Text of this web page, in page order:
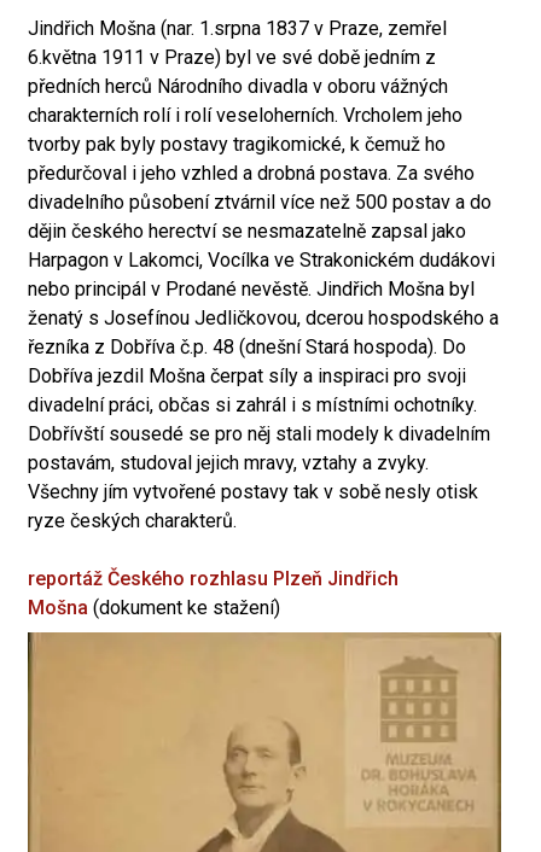
Jindřich Mošna (nar. 1.srpna 1837 v Praze, zemřel
6.května 1911 v Praze) byl ve své době jedním z
předních herců Národního divadla v oboru vážných
charakterních rolí i rolí veseloherních. Vrcholem jeho
tvorby pak byly postavy tragikomické, k čemuž ho
předurčoval i jeho vzhled a drobná postava. Za svého
divadelního působení ztvárnil více než 500 postav a do
dějin českého herectví se nesmazatelně zapsal jako
Harpagon v Lakomci, Vocílka ve Strakonickém dudákovi
nebo principál v Prodané nevěstě. Jindřich Mošna byl
ženatý s Josefínou Jedličkovou, dcerou hospodského a
řezníka z Dobříva č.p. 48 (dnešní Stará hospoda). Do
Dobříva jezdil Mošna čerpat síly a inspiraci pro svoji
divadelní práci, občas si zahrál i s místními ochotníky.
Dobřívští sousedé se pro něj stali modely k divadelním
postavám, studoval jejich mravy, vztahy a zvyky.
Všechny jím vytvořené postavy tak v sobě nesly otisk
ryze českých charakterů.
reportáž Českého rozhlasu Plzeň Jindřich
Mošna (dokument ke stažení)